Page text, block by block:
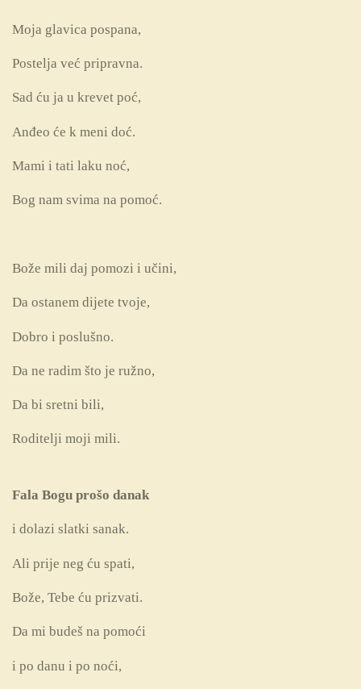
Moja glavica pospana,
Postelja već pripravna.
Sad ću ja u krevet poć,
Anđeo će k meni doć.
Mami i tati laku noć,
Bog nam svima na pomoć.
Bože mili daj pomozi i učini,
Da ostanem dijete tvoje,
Dobro i poslušno.
Da ne radim što je ružno,
Da bi sretni bili,
Roditelji moji mili.
Fala Bogu prošo danak
i dolazi slatki sanak.
Ali prije neg ću spati,
Bože, Tebe ću prizvati.
Da mi budeš na pomoći
i po danu i po noći,